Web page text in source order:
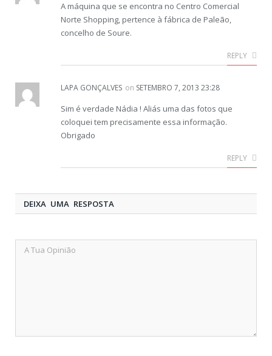
A máquina que se encontra no Centro Comercial
Norte Shopping, pertence à fábrica de Paleão,
concelho de Soure.
REPLY
LAPA GONÇALVES on SETEMBRO 7, 2013 23:28
Sim é verdade Nádia ! Aliás uma das fotos que
coloquei tem precisamente essa informação.
Obrigado
REPLY
DEIXA UMA RESPOSTA